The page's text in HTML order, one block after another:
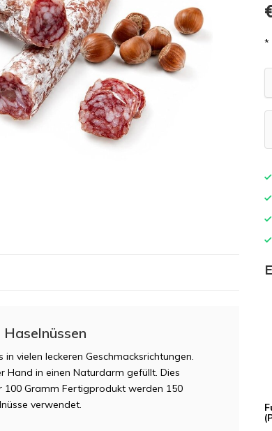
*
vielen leckeren Geschmacksrichtungen.
Hand in einen Naturdarm gefüllt. Dies
Gramm Fertigprodukt werden 150
verwendet.